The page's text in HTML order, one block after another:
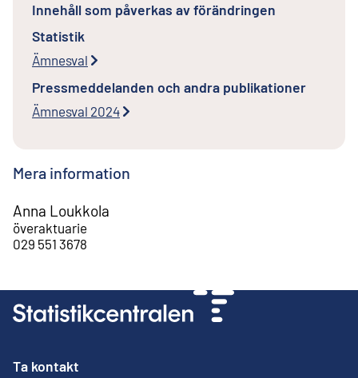
Innehåll som påverkas av förändringen
Statistik
Ämnesval
Pressmeddelanden och andra publikationer
Ämnesval 2024
Mera information
Anna Loukkola
överaktuarie
029 551 3678
Ta kontakt